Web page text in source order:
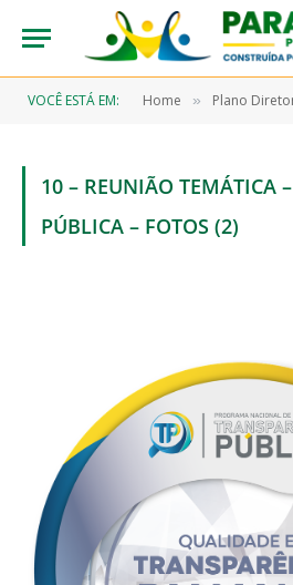
VOCÊ ESTÁ EM: Home » Plano
10 – REUNIÃO TEMÁTICA
PÚBLICA – FOTOS (2)